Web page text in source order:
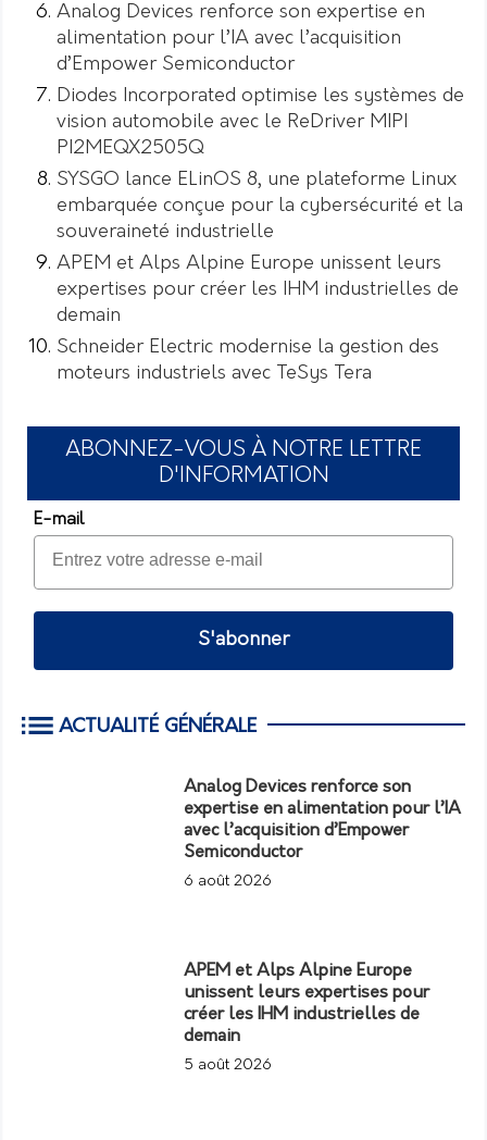
Analog Devices renforce son expertise en
alimentation pour l’IA avec l’acquisition
d’Empower Semiconductor
Diodes Incorporated optimise les systèmes de
vision automobile avec le ReDriver MIPI
PI2MEQX2505Q
SYSGO lance ELinOS 8, une plateforme Linux
embarquée conçue pour la cybersécurité et la
souveraineté industrielle
APEM et Alps Alpine Europe unissent leurs
expertises pour créer les IHM industrielles de
demain
Schneider Electric modernise la gestion des
moteurs industriels avec TeSys Tera
ABONNEZ-VOUS À NOTRE LETTRE
D'INFORMATION
E-mail
S'abonner
ACTUALITÉ GÉNÉRALE
Analog Devices renforce son
expertise en alimentation pour l’IA
avec l’acquisition d’Empower
Semiconductor
6 août 2026
APEM et Alps Alpine Europe
unissent leurs expertises pour
créer les IHM industrielles de
demain
5 août 2026